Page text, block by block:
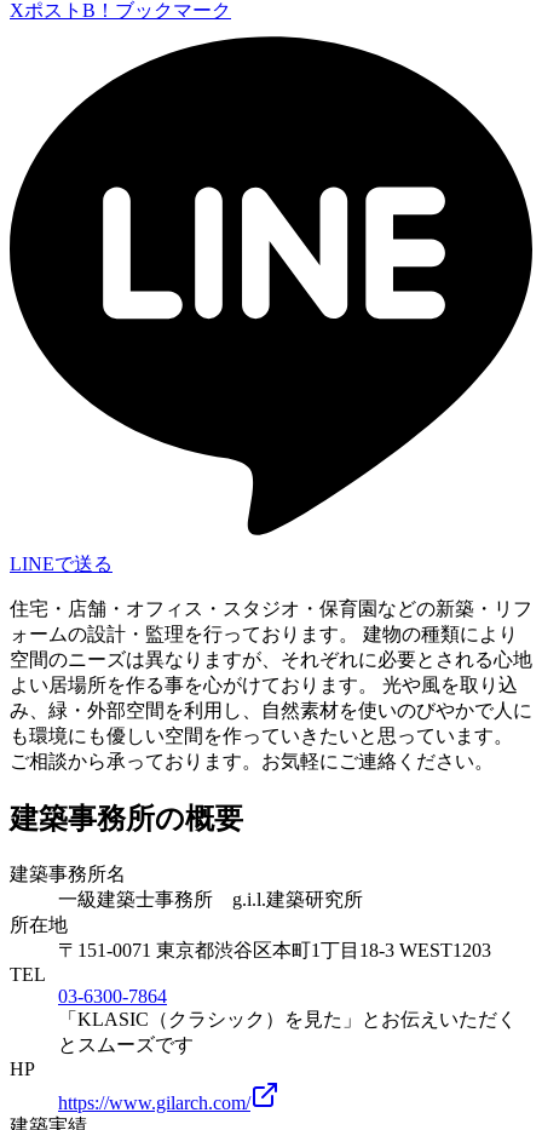
Xポスト B！ブックマーク
LINEで送る
住宅・店舗・オフィス・スタジオ・保育園などの新築・リフ
ォームの設計・監理を行っております。 建物の種類により
空間のニーズは異なりますが、それぞれに必要とされる心地
よい居場所を作る事を心がけております。 光や風を取り込
み、緑・外部空間を利用し、自然素材を使いのびやかで人に
も環境にも優しい空間を作っていきたいと思っています。
ご相談から承っております。お気軽にご連絡ください。
建築事務所の概要
建築事務所名
一級建築士事務所 g.i.l.建築研究所
所在地
〒 151-0071 東京都渋谷区本町1丁目18-3 WEST1203
TEL
03-6300-7864
「KLASIC（クラシック）を見た」とお伝えいただく
とスムーズです
HP
https://www.gilarch.com/